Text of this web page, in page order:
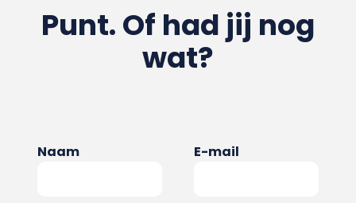
Punt. Of had jij nog
wat?
Naam E-mail